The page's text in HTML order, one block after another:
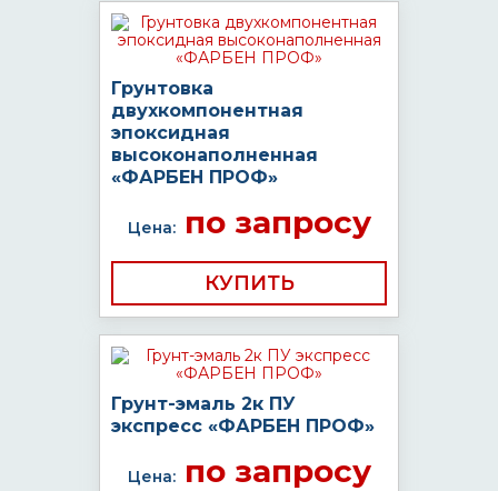
Грунтовка
двухкомпонентная
эпоксидная
высоконаполненная
«ФАРБЕН ПРОФ»
Цена:по запросу
КУПИТЬ
Грунт-эмаль 2к ПУ
экспресс «ФАРБЕН ПРОФ»
Цена:по запросу